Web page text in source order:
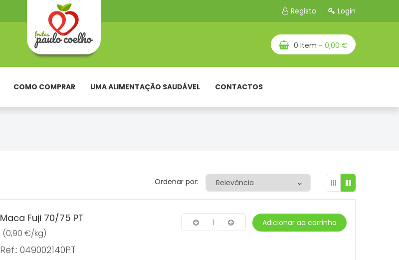
Registo Login
0 Item - 0,00 €
COMO COMPRAR UMA ALIMENTAÇÃO SAUDÁVEL CONTACTOS
Ordenar por:
Maca Fuji 70/75 PT
(0,90 €/kg)
Ref.: 049002140PT
1 Adicionar ao carrinho